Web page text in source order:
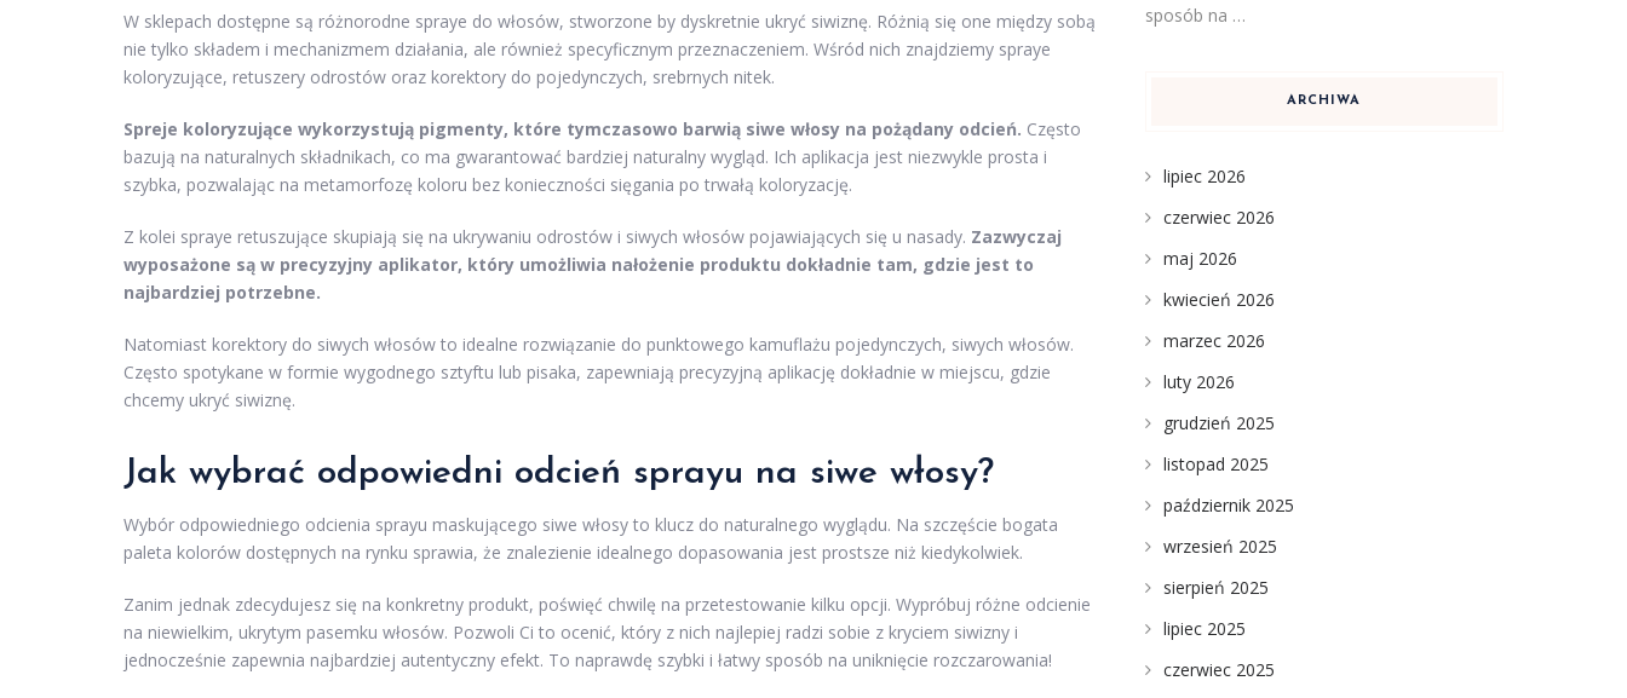
W sklepach dostępne są różnorodne spraye do włosów, stworzone by dyskretnie ukryć siwiznę. Różnią się one między sobą
nie tylko składem i mechanizmem działania, ale również specyficznym przeznaczeniem. Wśród nich znajdziemy spraye
koloryzujące, retuszery odrostów oraz korektory do pojedynczych, srebrnych nitek.
Spreje koloryzujące wykorzystują pigmenty, które tymczasowo barwią siwe włosy na pożądany odcień. Często
bazują na naturalnych składnikach, co ma gwarantować bardziej naturalny wygląd. Ich aplikacja jest niezwykle prosta i
szybka, pozwalając na metamorfozę koloru bez konieczności sięgania po trwałą koloryzację.
Z kolei spraye retuszujące skupiają się na ukrywaniu odrostów i siwych włosów pojawiających się u nasady. Zazwyczaj
wyposażone są w precyzyjny aplikator, który umożliwia nałożenie produktu dokładnie tam, gdzie jest to
najbardziej potrzebne.
Natomiast korektory do siwych włosów to idealne rozwiązanie do punktowego kamuflażu pojedynczych, siwych włosów.
Często spotykane w formie wygodnego sztyftu lub pisaka, zapewniają precyzyjną aplikację dokładnie w miejscu, gdzie
chcemy ukryć siwiznę.
Jak wybrać odpowiedni odcień sprayu na siwe włosy?
Wybór odpowiedniego odcienia sprayu maskującego siwe włosy to klucz do naturalnego wyglądu. Na szczęście bogata
paleta kolorów dostępnych na rynku sprawia, że znalezienie idealnego dopasowania jest prostsze niż kiedykolwiek.
Zanim jednak zdecydujesz się na konkretny produkt, poświęć chwilę na przetestowanie kilku opcji. Wypróbuj różne odcienie
na niewielkim, ukrytym pasemku włosów. Pozwoli Ci to ocenić, który z nich najlepiej radzi sobie z kryciem siwizny i
jednocześnie zapewnia najbardziej autentyczny efekt. To naprawdę szybki i łatwy sposób na uniknięcie rozczarowania!
sposób na …
ARCHIWA
lipiec 2026
czerwiec 2026
maj 2026
kwiecień 2026
marzec 2026
luty 2026
grudzień 2025
listopad 2025
październik 2025
wrzesień 2025
sierpień 2025
lipiec 2025
czerwiec 2025